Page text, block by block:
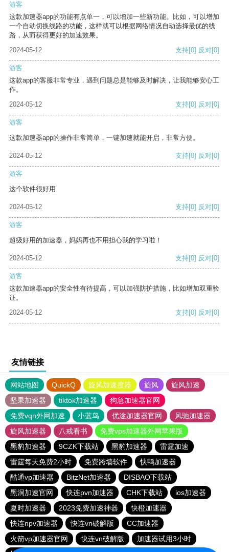
游客
这款加速器app的功能有点单一，可以增加一些新功能。比如，可以增加
一个自动切换线路的功能，这样就可以根据网络情况自动选择最优的线
路，从而获得更好的加速效果。
2024-05-12
支持[0] 反对[0]
游客
这款app的客服非常专业，遇到问题总是能够及时解决，让我能够安心工
作。
2024-05-12
支持[0] 反对[0]
游客
这款加速器app的操作非常简单，一键加速就能开启，非常方便。
2024-05-12 支持[0] 反对[0]
游客
这个软件很好用
2024-05-12 支持[0] 反对[0]
游客
超级好用的加速器，妈妈再也不用担心我的学习啦！
2024-05-12 支持[0] 反对[0]
游客
这款加速器app的安全性有待提高，可以加强防护措施，比如增加双重验
证。
2024-05-12
支持[0] 反对[0]
友情链接
网站地图 QuickQ 旋风加速度器 旋风
旋风加速
坚果加速器
tiktok加速器
狗急加速器官网
免费vqn外网加速
小蓝鸟 优途加速器官网
风驰加速器
旋风加速器
八戒看书
免费vps加速器外网苹果版
黑豹加速器
9CZK下载站 黑豹加速器
雷霆加速
雷霆每天免费2小时
免费跨墙软件
快鸭加速器
酷通vp加速器
BitzNet加速器
DISBAO下载站
黑洞加速官网
快连pvn加速器 CHK下载站
ios加速器
夏时加速器
2023免费加速神器
快橙加速器
快连npv加速器
快连vn破解版
CC加速器
火箭vp加速器官网
快连vn破解版
加速器试用3小时